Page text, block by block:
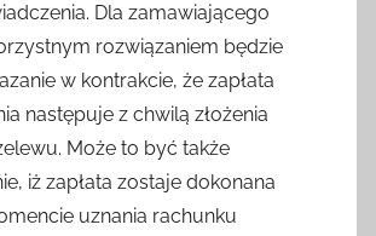
Dla zamawiającego
rozwiązaniem będzie
w kontrakcie, że zapłata
następuje z chwilą złożenia
Może to być także
iż zapłata zostaje dokonana
uznania rachunku